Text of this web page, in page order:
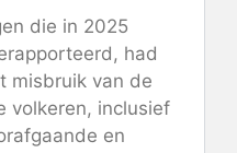
die in 2025
had
misbruik van de
volkeren, inclusief
en